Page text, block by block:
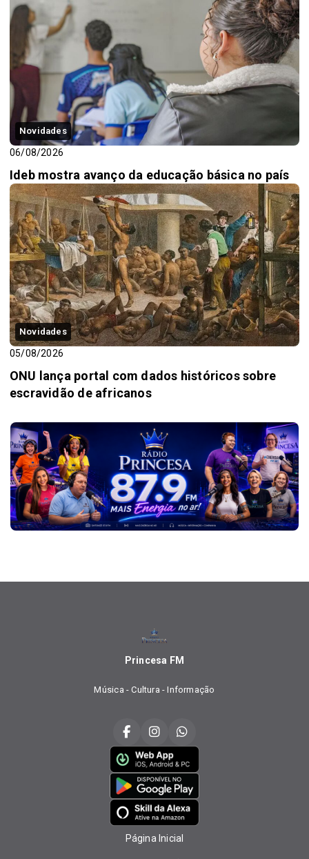
Novidades
06/08/2026
Ideb mostra avanço da educação básica no país
Novidades
05/08/2026
ONU lança portal com dados históricos sobre
escravidão de africanos
Princesa FM
Música - Cultura - Informação
Página Inicial